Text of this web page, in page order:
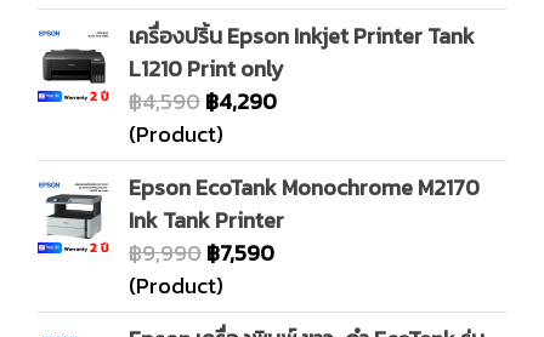
เครื่องปริ้น Epson Inkjet Printer Tank
L1210 Print only
฿4,590฿4,290
(Product)
Epson EcoTank Monochrome M2170
Ink Tank Printer
฿9,990฿7,590
(Product)